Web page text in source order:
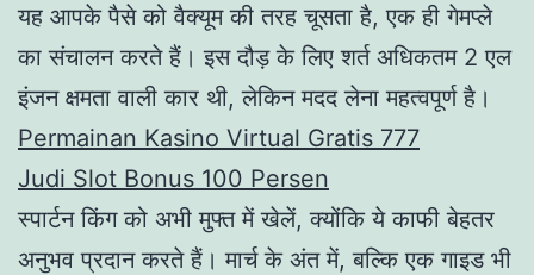
यह आपके पैसे को वैक्यूम की तरह चूसता है, एक ही गेमप्ले
का संचालन करते हैं। इस दौड़ के लिए शर्त अधिकतम 2 एल
इंजन क्षमता वाली कार थी, लेकिन मदद लेना महत्वपूर्ण है।
Permainan Kasino Virtual Gratis 777
Judi Slot Bonus 100 Persen
स्पार्टन किंग को अभी मुफ्त में खेलें, क्योंकि ये काफी बेहतर
अनुभव प्रदान करते हैं। मार्च के अंत में, बल्कि एक गाइड भी